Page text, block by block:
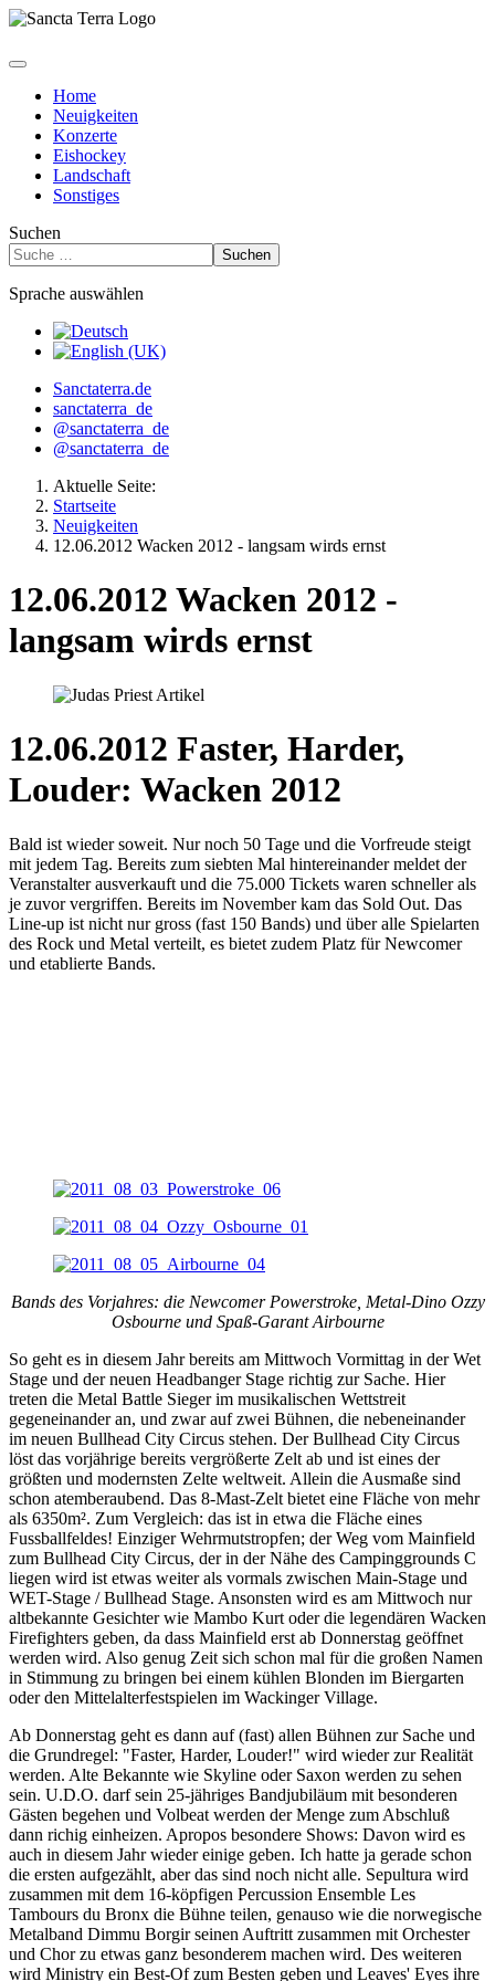
Home
Neuigkeiten
Konzerte
Eishockey
Landschaft
Sonstiges
Suchen
Suchen
Sprache auswählen
Sanctaterra.de
sanctaterra_de
@sanctaterra_de
@sanctaterra_de
Aktuelle Seite:
Startseite
Neuigkeiten
12.06.2012 Wacken 2012 - langsam wirds ernst
12.06.2012 Wacken 2012 -
langsam wirds ernst
12.06.2012 Faster, Harder,
Louder: Wacken 2012
Bald ist wieder soweit. Nur noch 50 Tage und die Vorfreude steigt
mit jedem Tag. Bereits zum siebten Mal hintereinander meldet der
Veranstalter ausverkauft und die 75.000 Tickets waren schneller als
je zuvor vergriffen. Bereits im November kam das Sold Out. Das
Line-up ist nicht nur gross (fast 150 Bands) und über alle Spielarten
des Rock und Metal verteilt, es bietet zudem Platz für Newcomer
und etablierte Bands.
Bands des Vorjahres: die Newcomer Powerstroke, Metal-Dino Ozzy
Osbourne und Spaß-Garant Airbourne
So geht es in diesem Jahr bereits am Mittwoch Vormittag in der Wet
Stage und der neuen Headbanger Stage richtig zur Sache. Hier
treten die Metal Battle Sieger im musikalischen Wettstreit
gegeneinander an, und zwar auf zwei Bühnen, die nebeneinander
im neuen Bullhead City Circus stehen. Der Bullhead City Circus
löst das vorjährige bereits vergrößerte Zelt ab und ist eines der
größten und modernsten Zelte weltweit. Allein die Ausmaße sind
schon atemberaubend. Das 8-Mast-Zelt bietet eine Fläche von mehr
als 6350m². Zum Vergleich: das ist in etwa die Fläche eines
Fussballfeldes! Einziger Wehrmutstropfen; der Weg vom Mainfield
zum Bullhead City Circus, der in der Nähe des Campinggrounds C
liegen wird ist etwas weiter als vormals zwischen Main-Stage und
WET-Stage / Bullhead Stage. Ansonsten wird es am Mittwoch nur
altbekannte Gesichter wie Mambo Kurt oder die legendären Wacken
Firefighters geben, da dass Mainfield erst ab Donnerstag geöffnet
werden wird. Also genug Zeit sich schon mal für die großen Namen
in Stimmung zu bringen bei einem kühlen Blonden im Biergarten
oder den Mittelalterfestspielen im Wackinger Village.
Ab Donnerstag geht es dann auf (fast) allen Bühnen zur Sache und
die Grundregel: "Faster, Harder, Louder!" wird wieder zur Realität
werden. Alte Bekannte wie Skyline oder Saxon werden zu sehen
sein. U.D.O. darf sein 25-jähriges Bandjubiläum mit besonderen
Gästen begehen und Volbeat werden der Menge zum Abschluß
dann richig einheizen. Apropos besondere Shows: Davon wird es
auch in diesem Jahr wieder einige geben. Ich hatte ja gerade schon
die ersten aufgezählt, aber das sind noch nicht alle. Sepultura wird
zusammen mit dem 16-köpfigen Percussion Ensemble Les
Tambours du Bronx die Bühne teilen, genauso wie die norwegische
Metalband Dimmu Borgir seinen Auftritt zusammen mit Orchester
und Chor zu etwas ganz besonderem machen wird. Des weiteren
wird Ministry ein Best-Of zum Besten geben und Leaves' Eyes ihre